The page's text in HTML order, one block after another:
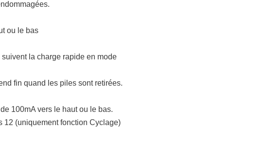
ou le bas
suivent la charge rapide en mode
fin quand les piles sont retirées.
100mA vers le haut ou le bas.
12 (uniquement fonction Cyclage)